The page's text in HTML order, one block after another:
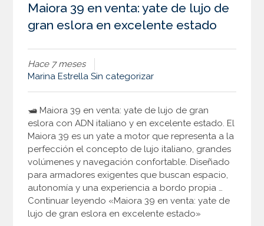
Maiora 39 en venta: yate de lujo de
gran eslora en excelente estado
Hace 7 meses
Marina Estrella Sin categorizar
🛥️ Maiora 39 en venta: yate de lujo de gran
eslora con ADN italiano y en excelente estado. El
Maiora 39 es un yate a motor que representa a la
perfección el concepto de lujo italiano, grandes
volúmenes y navegación confortable. Diseñado
para armadores exigentes que buscan espacio,
autonomía y una experiencia a bordo propia …
Continuar leyendo «Maiora 39 en venta: yate de
lujo de gran eslora en excelente estado»